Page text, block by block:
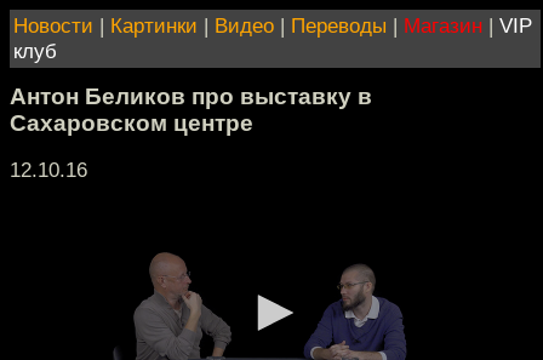
Новости | Картинки | Видео | Переводы | Магазин | VIP
клуб
Антон Беликов про выставку в
Сахаровском центре
12.10.16